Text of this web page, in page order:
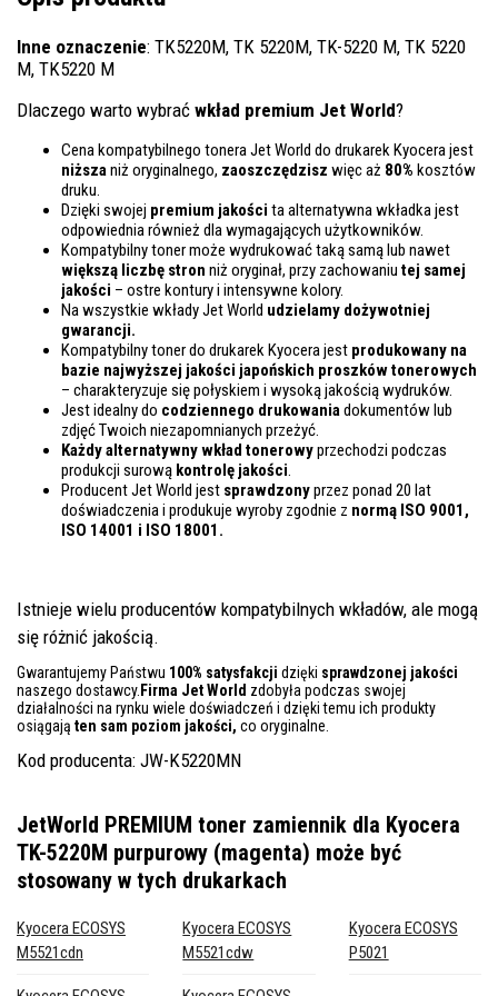
Inne oznaczenie: TK5220M, TK 5220M, TK-5220 M, TK 5220
M, TK5220 M
Dlaczego warto wybrać wkład premium Jet World?
Cena kompatybilnego tonera Jet World do drukarek Kyocera jest
niższaniż oryginalnego, zaoszczędzisz więc aż 80% kosztów
druku.
Dzięki swojej premium jakości ta alternatywna wkładka jest
odpowiednia również dla wymagających użytkowników.
Kompatybilny toner może wydrukować taką samą lub nawet
większą liczbę stron niż oryginał, przy zachowaniu tej samej
jakości – ostre kontury i intensywne kolory.
Na wszystkie wkłady Jet World udzielamy dożywotniej
gwarancji.
Kompatybilny toner do drukarek Kyocera jest produkowany na
bazie najwyższej jakości japońskich proszków tonerowych
– charakteryzuje się połyskiem i wysoką jakością wydruków.
Jest idealny do codziennego drukowaniadokumentów lub
zdjęć Twoich niezapomnianych przeżyć.
Każdy alternatywny wkład tonerowyprzechodzi podczas
produkcji surową kontrolę jakości.
Producent Jet World jest sprawdzonyprzez ponad 20 lat
doświadczenia i produkuje wyroby zgodnie z normą ISO 9001,
ISO 14001 i ISO 18001.
Istnieje wielu producentów kompatybilnych wkładów, ale mogą
się różnić jakością.
Gwarantujemy Państwu 100% satysfakcji dzięki sprawdzonej jakości
naszego dostawcy. Firma Jet World zdobyła podczas swojej
działalności na rynku wiele doświadczeń i dzięki temu ich produkty
osiągają ten sam poziom jakości, co oryginalne.
Kod producenta: JW-K5220MN
JetWorld PREMIUM toner zamiennik dla Kyocera
TK-5220M purpurowy (magenta) może być
stosowany w tych drukarkach
Kyocera ECOSYS
M5521cdn
Kyocera ECOSYS
M5521cdw
Kyocera ECOSYS
P5021